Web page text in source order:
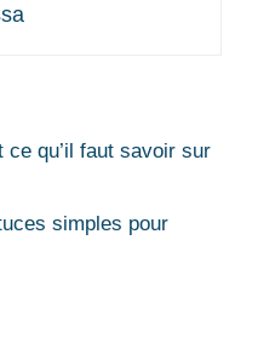
qu’il faut savoir sur
simples pour